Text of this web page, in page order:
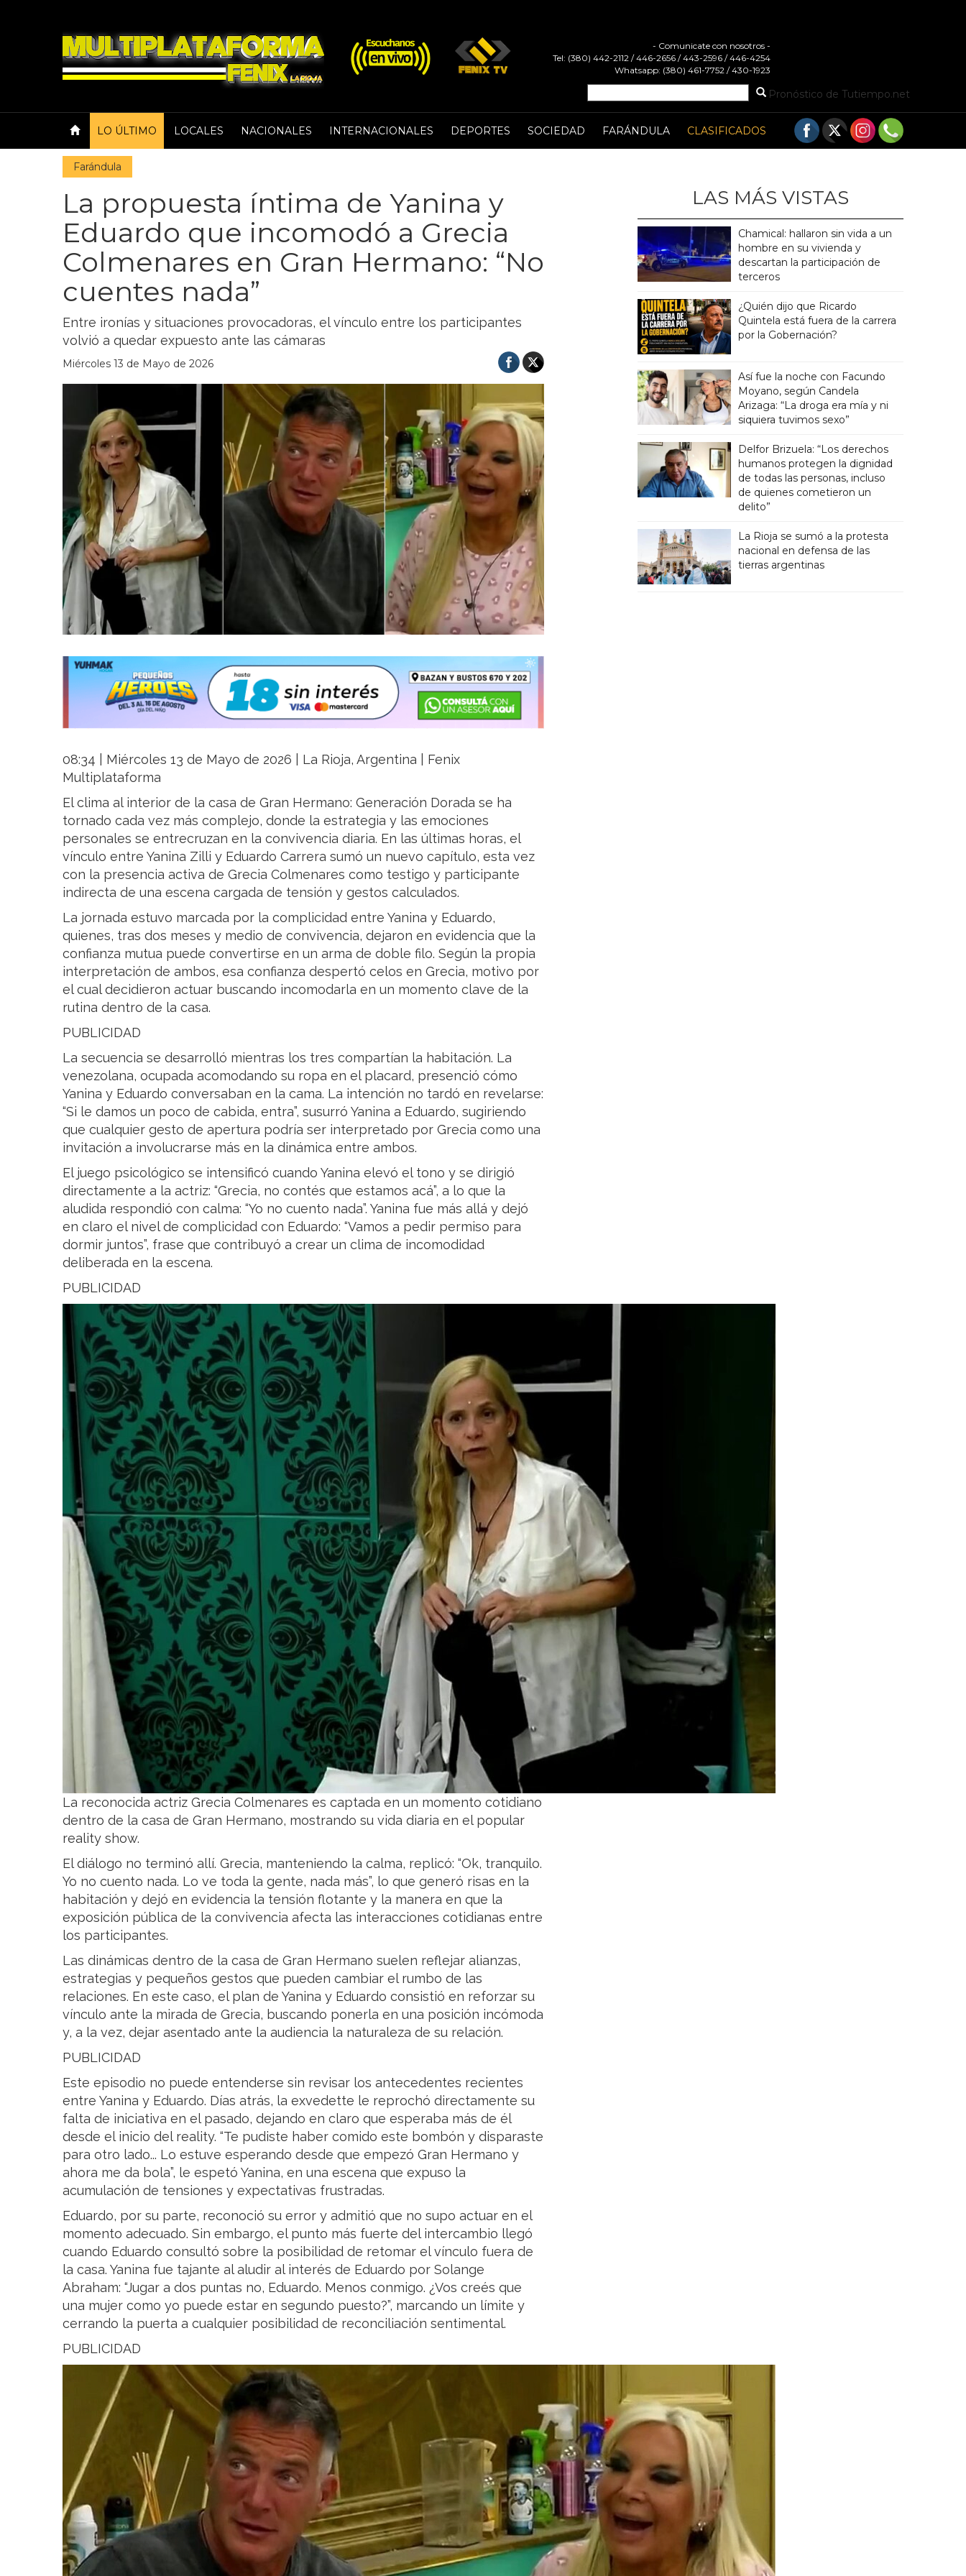
- Comunicate con nosotros -
Tel: (380) 442-2112 / 446-2656 / 443-2596 / 446-4254
Whatsapp: (380) 461-7752 / 430-1923
Pronóstico de Tutiempo.net
LO ÚLTIMO LOCALES NACIONALES INTERNACIONALES DEPORTES SOCIEDAD FARÁNDULA CLASIFICADOS
Farándula
La propuesta íntima de Yanina y
Eduardo que incomodó a Grecia
Colmenares en Gran Hermano: “No
cuentes nada”
Entre ironías y situaciones provocadoras, el vínculo entre los participantes
volvió a quedar expuesto ante las cámaras
Miércoles 13 de Mayo de 2026
08:34 | Miércoles 13 de Mayo de 2026 | La Rioja, Argentina | Fenix
Multiplataforma
El clima al interior de la casa de Gran Hermano: Generación Dorada se ha
tornado cada vez más complejo, donde la estrategia y las emociones
personales se entrecruzan en la convivencia diaria. En las últimas horas, el
vínculo entre Yanina Zilli y Eduardo Carrera sumó un nuevo capítulo, esta vez
con la presencia activa de Grecia Colmenares como testigo y participante
indirecta de una escena cargada de tensión y gestos calculados.
La jornada estuvo marcada por la complicidad entre Yanina y Eduardo,
quienes, tras dos meses y medio de convivencia, dejaron en evidencia que la
confianza mutua puede convertirse en un arma de doble filo. Según la propia
interpretación de ambos, esa confianza despertó celos en Grecia, motivo por
el cual decidieron actuar buscando incomodarla en un momento clave de la
rutina dentro de la casa.
PUBLICIDAD
La secuencia se desarrolló mientras los tres compartían la habitación. La
venezolana, ocupada acomodando su ropa en el placard, presenció cómo
Yanina y Eduardo conversaban en la cama. La intención no tardó en revelarse:
“Si le damos un poco de cabida, entra”, susurró Yanina a Eduardo, sugiriendo
que cualquier gesto de apertura podría ser interpretado por Grecia como una
invitación a involucrarse más en la dinámica entre ambos.
El juego psicológico se intensificó cuando Yanina elevó el tono y se dirigió
directamente a la actriz: “Grecia, no contés que estamos acá”, a lo que la
aludida respondió con calma: “Yo no cuento nada”. Yanina fue más allá y dejó
en claro el nivel de complicidad con Eduardo: “Vamos a pedir permiso para
dormir juntos”, frase que contribuyó a crear un clima de incomodidad
deliberada en la escena.
PUBLICIDAD
La reconocida actriz Grecia Colmenares es captada en un momento cotidiano
dentro de la casa de Gran Hermano, mostrando su vida diaria en el popular
reality show.
El diálogo no terminó allí. Grecia, manteniendo la calma, replicó: “Ok, tranquilo.
Yo no cuento nada. Lo ve toda la gente, nada más”, lo que generó risas en la
habitación y dejó en evidencia la tensión flotante y la manera en que la
exposición pública de la convivencia afecta las interacciones cotidianas entre
los participantes.
Las dinámicas dentro de la casa de Gran Hermano suelen reflejar alianzas,
estrategias y pequeños gestos que pueden cambiar el rumbo de las
relaciones. En este caso, el plan de Yanina y Eduardo consistió en reforzar su
vínculo ante la mirada de Grecia, buscando ponerla en una posición incómoda
y, a la vez, dejar asentado ante la audiencia la naturaleza de su relación.
PUBLICIDAD
Este episodio no puede entenderse sin revisar los antecedentes recientes
entre Yanina y Eduardo. Días atrás, la exvedette le reprochó directamente su
falta de iniciativa en el pasado, dejando en claro que esperaba más de él
desde el inicio del reality. “Te pudiste haber comido este bombón y disparaste
para otro lado... Lo estuve esperando desde que empezó Gran Hermano y
ahora me da bola”, le espetó Yanina, en una escena que expuso la
acumulación de tensiones y expectativas frustradas.
Eduardo, por su parte, reconoció su error y admitió que no supo actuar en el
momento adecuado. Sin embargo, el punto más fuerte del intercambio llegó
cuando Eduardo consultó sobre la posibilidad de retomar el vínculo fuera de
la casa. Yanina fue tajante al aludir al interés de Eduardo por Solange
Abraham: “Jugar a dos puntas no, Eduardo. Menos conmigo. ¿Vos creés que
una mujer como yo puede estar en segundo puesto?”, marcando un límite y
cerrando la puerta a cualquier posibilidad de reconciliación sentimental.
PUBLICIDAD
LAS MÁS VISTAS
Chamical: hallaron sin vida a un
hombre en su vivienda y
descartan la participación de
terceros
¿Quién dijo que Ricardo
Quintela está fuera de la carrera
por la Gobernación?
Así fue la noche con Facundo
Moyano, según Candela
Arizaga: “La droga era mía y ni
siquiera tuvimos sexo”
Delfor Brizuela: “Los derechos
humanos protegen la dignidad
de todas las personas, incluso
de quienes cometieron un
delito”
La Rioja se sumó a la protesta
nacional en defensa de las
tierras argentinas